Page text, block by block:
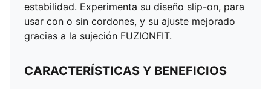
estabilidad. Experimenta su diseño slip-on, para
usar con o sin cordones, y su ajuste mejorado
gracias a la sujeción FUZIONFIT.
CARACTERÍSTICAS Y BENEFICIOS